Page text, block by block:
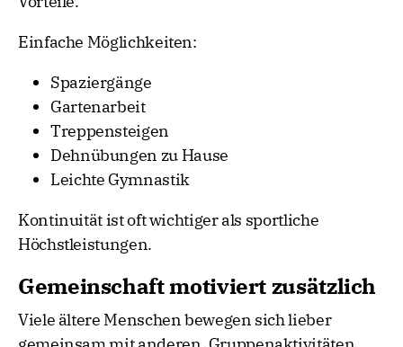
Einfache Möglichkeiten:
Spaziergänge
Gartenarbeit
Treppensteigen
Dehnübungen zu Hause
Leichte Gymnastik
Kontinuität ist oft wichtiger als sportliche
Höchstleistungen.
Gemeinschaft motiviert zusätzlich
Viele ältere Menschen bewegen sich lieber